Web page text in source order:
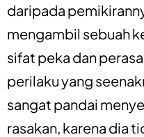
daripada
mengambil sebuah
sifat peka dan
perilaku yang
sangat pandai
rasakan, karena dia